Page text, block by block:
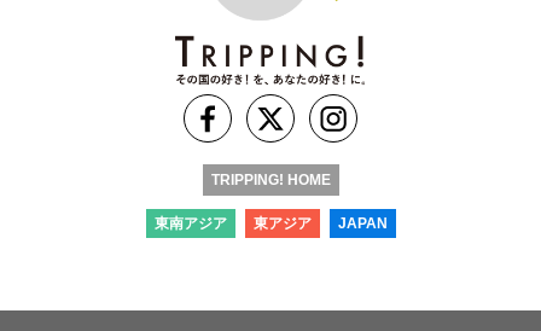
TRIPPING! HOME
東南アジア 東アジア JAPAN